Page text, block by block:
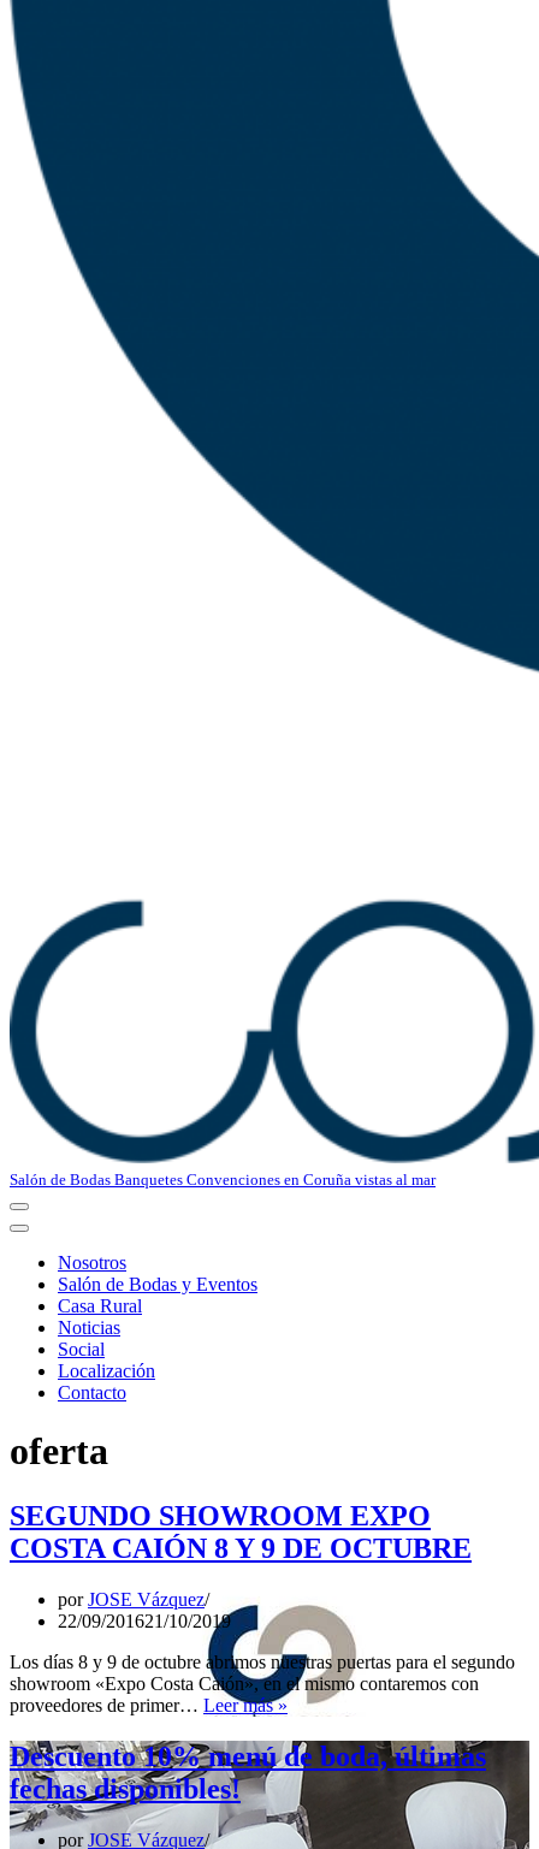
Salón de Bodas Banquetes Convenciones en Coruña vistas al mar
Menú
de
Menú
navegación
Nosotros
Salón de Bodas y Eventos
Casa Rural
Noticias
Social
Localización
Contacto
oferta
SEGUNDO SHOWROOM EXPO
COSTA CAIÓN 8 Y 9 DE OCTUBRE
porJOSE Vázquez
22/09/201621/10/2019
Los días 8 y 9 de octubre abrimos nuestras puertas para el segundo
showroom «Expo Costa Caión», en el mismo contaremos con
proveedores de primer… Leer más » SEGUNDO
EXPO
COSTA
CAIÓN
8
Y
Descuento 10% menú de boda, últimas
fechas disponibles!
porJOSE Vázquez